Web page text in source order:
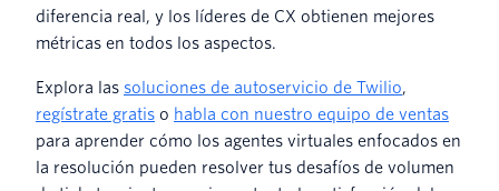
diferencia real, y los líderes de CX obtienen mejores
métricas en todos los aspectos.
Explora las soluciones de autoservicio de Twilio,
regístrate gratis o habla con nuestro equipo de ventas
para aprender cómo los agentes virtuales enfocados en
la resolución pueden resolver tus desafíos de volumen